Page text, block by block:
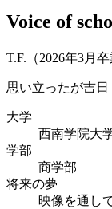
Voice of
T.F.（2026年3月卒
思い立ったが吉日
大学
西南学院大
学部
商学部
将来の夢
映像を通し